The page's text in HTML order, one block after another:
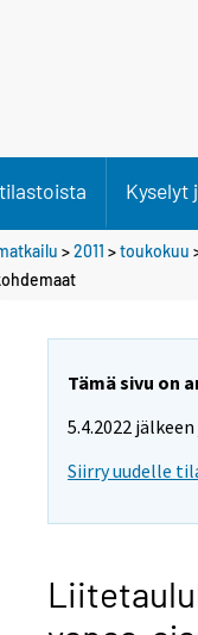
Kyselyt
>2011 >toukokuu
Tämä sivu on
5.4.2022
Siirry uudelle